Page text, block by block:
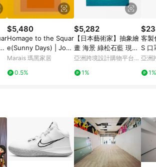
APP 並完成訂單，不符合導購資格；承
後，需透過 LINE 購物前往 Pinkoi 頁
$5,480
Homage to the Squar
e(Sunny Days) | Jose
f Albers - 楓木色鋁框-
Marais 瑪黑家居
0.5%
$5,282
【日本藝術家】抽象繪
畫 海景 綠松石藍 現代
風 房間佈置 放鬆
亞洲跨境設計購物平台
1%
客製
S
k
亞洲
1%